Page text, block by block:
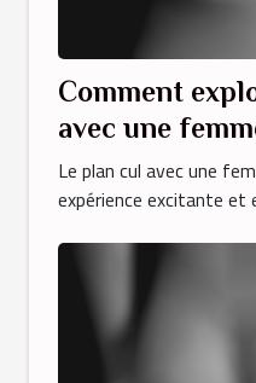
Comment
avec une
cul ?
Le plan cul avec une
expérience excitante et